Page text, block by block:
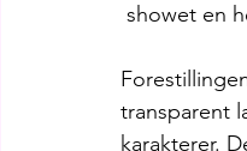
showet en
transparent
karakterer.